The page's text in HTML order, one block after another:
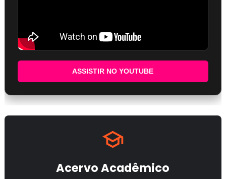
ASSISTIR NO YOUTUBE
Acervo Acadêmico